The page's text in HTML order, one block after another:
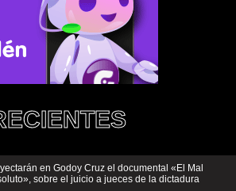
en Godoy Cruz el documental «El Mal
sobre el juicio a jueces de la dictadura